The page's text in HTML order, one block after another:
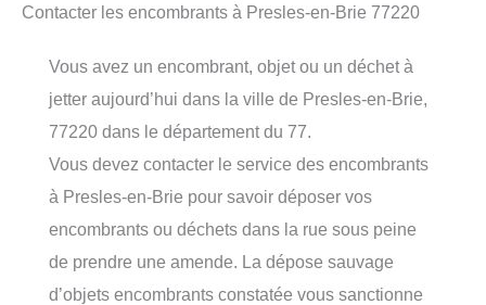
Contacter les encombrants à Presles-en-Brie 77220
Vous avez un encombrant, objet ou un déchet à
jetter aujourd’hui dans la ville de Presles-en-Brie,
77220 dans le département du 77.
Vous devez contacter le service des encombrants
à Presles-en-Brie pour savoir déposer vos
encombrants ou déchets dans la rue sous peine
de prendre une amende. La dépose sauvage
d’objets encombrants constatée vous sanctionne